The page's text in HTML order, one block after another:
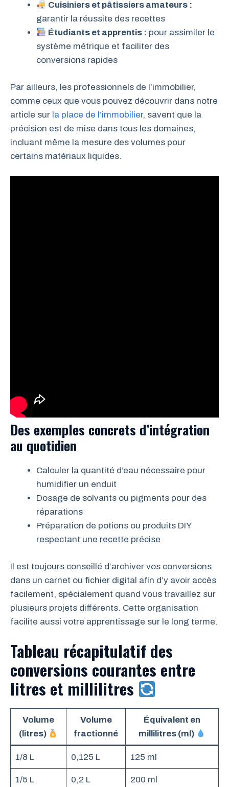
Cuisiniers et pâtissiers amateurs :
garantir la réussite des recettes
Étudiants et apprentis : pour assimiler le
système métrique et faciliter des
conversions rapides
Par ailleurs, les professionnels de l’immobilier,
comme ceux que vous pouvez découvrir dans notre
article sur la place de l’immobilier, savent que la
précision est de mise dans tous les domaines,
incluant même la mesure des volumes pour
certains matériaux liquides.
Des exemples concrets d’intégration
au quotidien
Calculer la quantité d’eau nécessaire pour
humidifier un enduit
Dosage de solvants ou pigments pour des
réparations
Préparation de potions ou produits DIY
respectant une recette précise
Il est toujours conseillé d’archiver vos conversions
dans un carnet ou fichier digital afin d’y avoir accès
facilement, spécialement quand vous travaillez sur
plusieurs projets différents. Cette organisation
facilite aussi votre apprentissage sur le long terme.
Tableau récapitulatif des
conversions courantes entre
litres et millilitres
Volume
(litres)
Volume
fractionné
Équivalent en
millilitres (ml)
1/8 L 0,125 L 125 ml
1/5 L 0,2 L 200 ml